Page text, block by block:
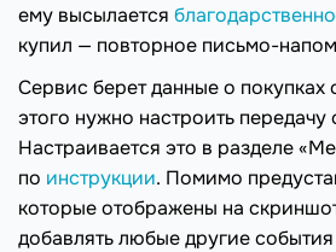
ему высылается
купил — повторное письмо-
Сервис берет данные о покупках
этого нужно настроить передачу
Настраивается это в разделе
по инструкции. Помимо
которые отображены на
добавлять любые другие